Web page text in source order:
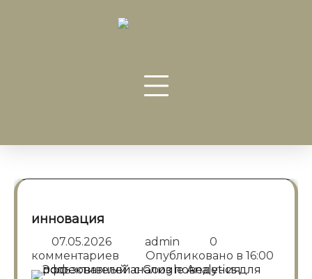
инновация
07.05.2026 admin
0
комментариев
Опубликовано в 16:00